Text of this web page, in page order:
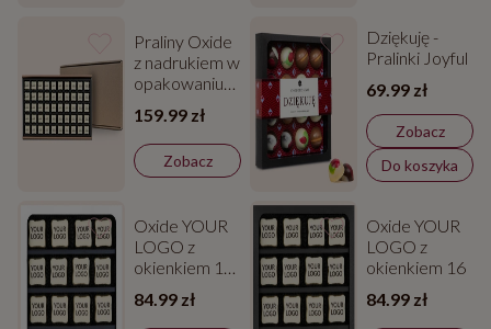
Praliny Oxide
z nadrukiem w
opakowaniu
zbiorczym
159.99 zł
Zobacz
Dziękuję -
Pralinki Joyful
69.99 zł
Zobacz
Do koszyka
Oxide YOUR
LOGO z
okienkiem 16
w białym
kartoniku
84.99 zł
Oxide YOUR
LOGO z
okienkiem 16
84.99 zł